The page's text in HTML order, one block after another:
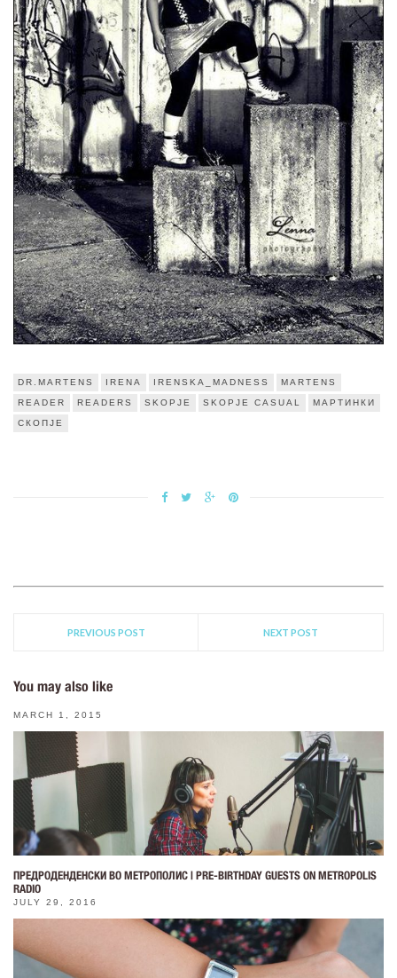
DR.MARTENS IRENA IRENSKA_MADNESS MARTENS
READER READERS SKOPJE SKOPJE CASUAL МАРТИНКИ
СКОПЈЕ
PREVIOUS POST NEXT POST
You may also like
MARCH 1, 2015
ПРЕДРОДЕНДЕНСКИ ВО МЕТРОПОЛИС | PRE-BIRTHDAY GUESTS ON METROPOLIS
RADIO
JULY 29, 2016